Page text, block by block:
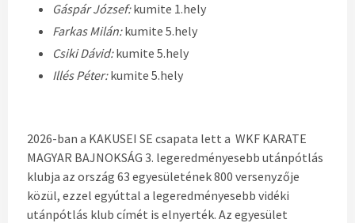
Gáspár József:kumite 1.hely
Farkas Milán:kumite 5.hely
Csiki Dávid:kumite 5.hely
Illés Péter:kumite 5.hely
2026-ban a KAKUSEI SE csapata lett a WKF KARATE
MAGYAR BAJNOKSÁG 3. legeredményesebb utánpótlás
klubja az ország 63 egyesületének 800 versenyzője
közül, ezzel egyúttal a legeredményesebb vidéki
utánpótlás klub címét is elnyerték. Az egyesület